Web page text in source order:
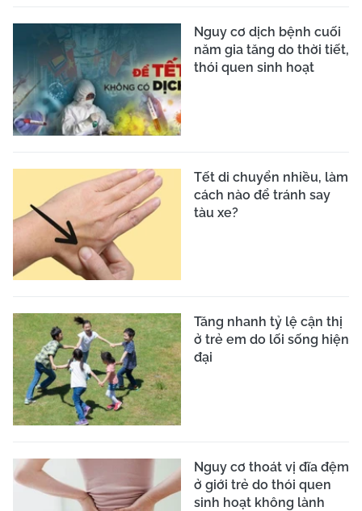
Nguy cơ dịch bệnh cuối
năm gia tăng do thời tiết,
thói quen sinh hoạt
Tết di chuyển nhiều, làm
cách nào để tránh say
tàu xe?
Tăng nhanh tỷ lệ cận thị
ở trẻ em do lối sống hiện
đại
Nguy cơ thoát vị đĩa đệm
ở giới trẻ do thói quen
sinh hoạt không lành